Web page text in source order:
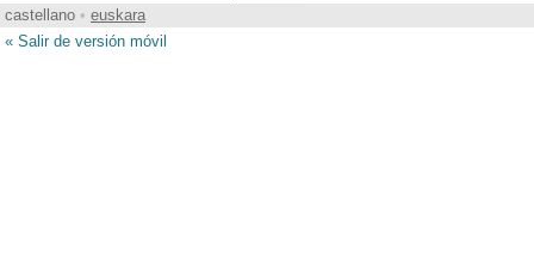
castellano • euskara
« Salir de versión móvil